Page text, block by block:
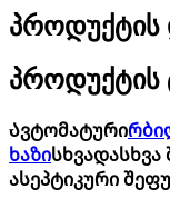
პროდუქტის
Ავტომატური
ხაზი
ასეპტიკური